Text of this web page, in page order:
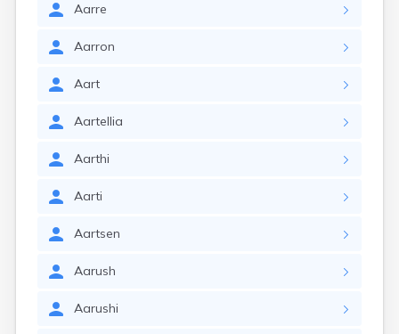
Aarre
Aarron
Aart
Aartellia
Aarthi
Aarti
Aartsen
Aarush
Aarushi